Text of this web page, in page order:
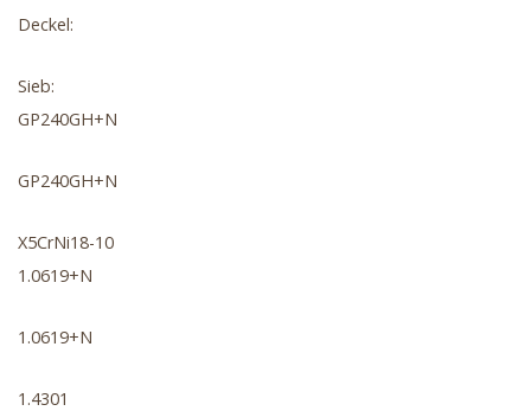
Deckel:
Sieb:
GP240GH+N
GP240GH+N
X5CrNi18-10
1.0619+N
1.0619+N
1.4301